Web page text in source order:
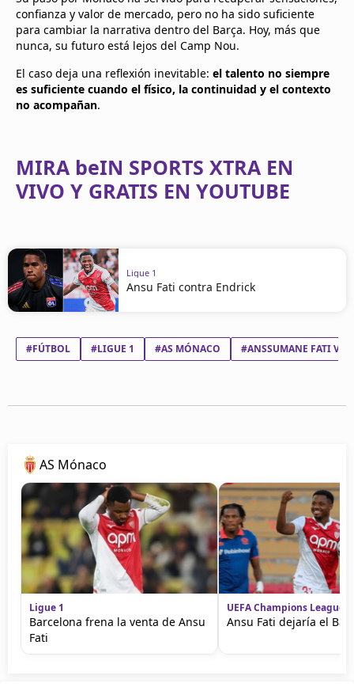
confianza y valor de mercado, pero no ha sido suficiente
para cambiar la narrativa dentro del Barça. Hoy, más que
nunca, su futuro está lejos del Camp Nou.
El caso deja una reflexión inevitable: el talento no siempre
es suficiente cuando el físico, la continuidad y el contexto
no acompañan.
MIRA beIN SPORTS XTRA EN
VIVO Y GRATIS EN YOUTUBE
Ligue 1
Ansu Fati contra Endrick
#FÚTBOL #LIGUE 1 #AS MÓNACO #ANSSUMANE FATI
AS Mónaco
Ligue 1
Barcelona frena la venta de Ansu
Fati
UEFA Champions League
Ansu Fati dejaría el